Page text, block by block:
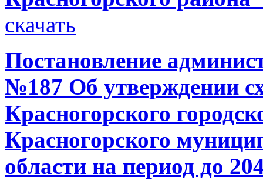
скачать
Постановление
№187 Об утверждении
Красногорского
Красногорского
области на период до